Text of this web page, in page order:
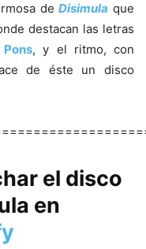
deDisimula que
destacan las letras
, y el ritmo, con
de éste un disco
har el disco
en